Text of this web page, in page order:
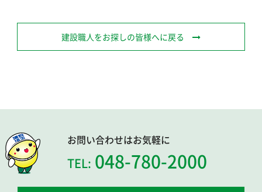
建設職人をお探しの皆様へに戻る
お問い合わせはお気軽に
TEL: 048-780-2000